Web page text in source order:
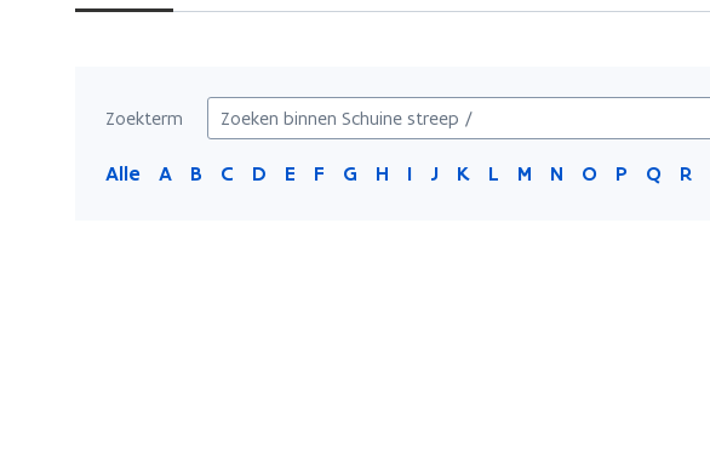
streep
Zoekterm
Alle A B C D E F G H I J K L M N O P Q R